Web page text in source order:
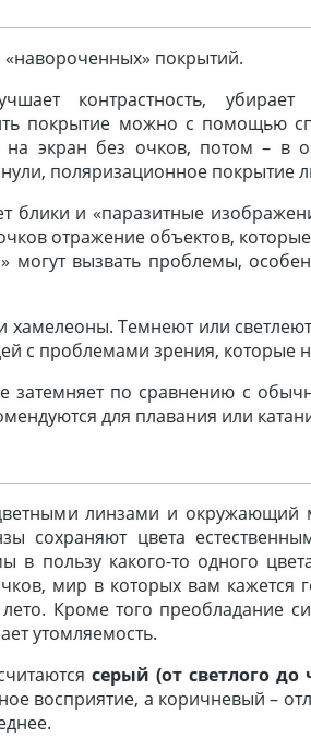
«навороченных» покрытий.
контрастность,
покрытие можно с помощью
на экран без очков, потом – в
поляризационное покрытие
блики и «паразитные
отражение объектов,
могут вызвать проблемы,
хамелеоны. Темнеют или
с проблемами зрения, которые
затемняет по сравнению с
для плавания или
линзами и окружающий
сохраняют цвета
в пользу какого-то одного
мир в которых вам
Кроме того преобладание
утомляемость.
серый (от светлого
восприятие, а коричневый –